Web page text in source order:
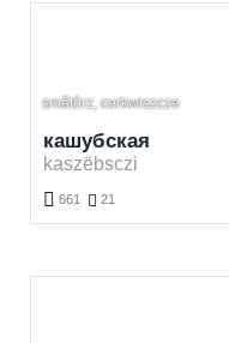
smãtôrz, cerkwiszcze
кашубская
kaszëbsczi
 661  21